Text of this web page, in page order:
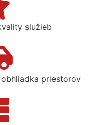
služieb
priestorov